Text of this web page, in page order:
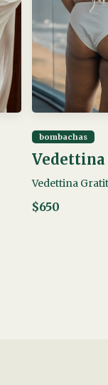
bombachas
Vedettina
$650